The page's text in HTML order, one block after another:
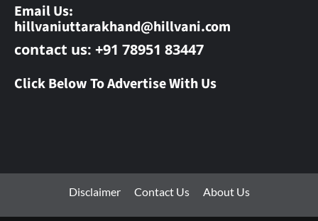
Email Us:
hillvaniuttarakhand@hillvani.com
contact us: +91 78951 83447
Click Below To Advertise With Us
Disclaimer Contact Us About Us